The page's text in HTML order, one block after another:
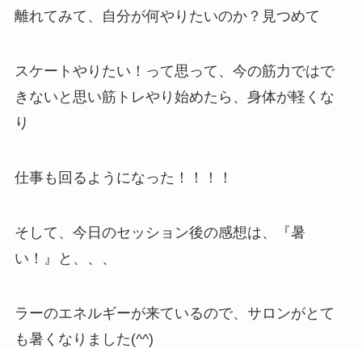
離れてみて、自分が何やりたいのか？見つめて
スケートやりたい！って思って、今の筋力ではで
きないと思い筋トレやり始めたら、身体が軽くな
り
仕事も回るようになった！！！！
そして、今日のセッション後の感想は、『暑
い！』と、、、
ラーのエネルギーが来ているので、サロンがとて
も暑くなりました(^^)